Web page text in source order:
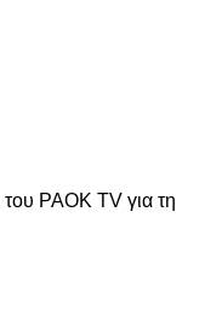
PAOK TV για τη